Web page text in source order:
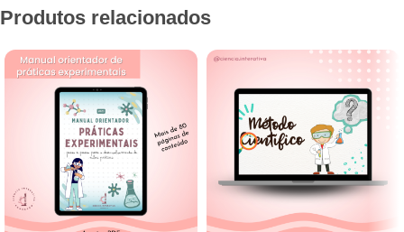
Produtos relacionados